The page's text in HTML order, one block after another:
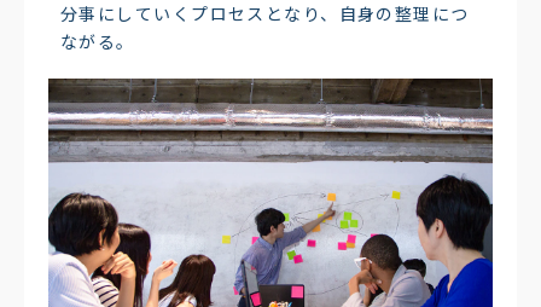
分事にしていくプロセスとなり、自身の整理につ
ながる。